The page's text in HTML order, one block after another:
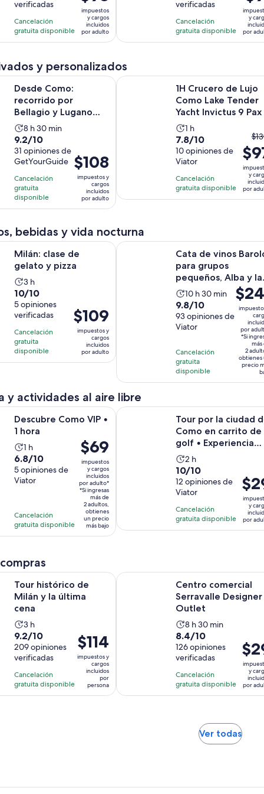
10
horas
y
30
10
con
374
opiniones
verificadas
Cancelación
gratuita disponible
precio
es
de
$98.
adulto
impuestos
y cargos
incluidos
por adulto
10
horas
10
con
16
opiniones
verificadas
Cancelación
gratuita disponible
y
es
$91
por
y
por
y personalizados
Desde Como:
recorrido por
Bellagio y Lugano
con crucero por el
lago Como
La
actividad
dura
8
horas
y
30
8 h 30 min
9.2
de
10
con
31
opiniones
9.2/10
31 opiniones de
GetYourGuide
Cancelación
gratuita
disponible
El
precio
es
de
$108.
adulto
$108
impuestos y
cargos
incluidos
por adulto
recorrido por Bellagio y Lugano con crucero por el lago
1H Crucero de Lujo
Como Lake Tender
Yacht Invictus 9 Pax
La
actividad
dura
1
hora
1 h
7.8
de
10
con
10
opiniones
7.8/10
10 opiniones de
Viator
Cancelación
gratuita disponible
El
era
y
$97
y
por
1H Crucero de Lujo Como Lake
bebidas y vida nocturna
Milán: clase de
gelato y pizza
La
actividad
dura
3
horas
3 h
10.0
de
10
con
5
opiniones
10/10
5 opiniones
verificadas
Cancelación
gratuita
disponible
El
precio
es
de
$109.
$109
impuestos y
cargos
incluidos
por adulto
de gelato y pizza Se abrirá en una nueva pestaña
Cata de vinos
para grupos
pequeños, Alba y
colinas del
...
La
actividad
dura
10
y
30
minutos
10 h 30 min
9.8
de
10
93
opiniones
9.8/10
93 opiniones de
Viator
Cancelación
gratuita
disponible
El
precio
es
de
$241.
por
por
*Si
más
2
obtienes
precio
Cata de vinos Barolo para grupos
y actividades al aire libre
Descubre Como VIP •
1 hora
La
actividad
dura
1
1 h
6.8
de
10
opiniones
6.8/10
5 opiniones de
Viator
Cancelación
gratuita disponible
El
precio
es
de
$69.
por
adulto*
$69
impuestos
y cargos
incluidos
por adulto*
*Si ingresas
más de
2 adultos,
obtienes
un precio
más bajo
VIP • 1 hora Se abrirá en una nueva pestaña
Tour por la ciudad
Como en carrito de
golf • Experiencia
compartida
La
actividad
dura
2
horas
2 h
10.0
de
10
con
12
opiniones
10/10
12 opiniones de
Viator
Cancelación
gratuita disponible
El
es
de
$29.
y
por
Tour por la ciudad de Como en
Tour histórico de
Milán y la última
cena
La
actividad
dura
3
horas
3 h
9.2
de
10
con
209
opiniones
9.2/10
209 opiniones
verificadas
Cancelación
gratuita disponible
El
precio
es
de
$114.
por
$114
impuestos y
cargos
incluidos
por
persona
de Milán y la última cenaSe abrirá en una nueva pestaña
Centro comercial
Serravalle Designer
Outlet
La
actividad
dura
8
horas
y
30
8 h 30 min
8.4
de
10
con
126
opiniones
8.4/10
126 opiniones
verificadas
Cancelación
gratuita disponible
El
es
de
$29.
y
por
Centro comercial Serravalle
Ver todasSe